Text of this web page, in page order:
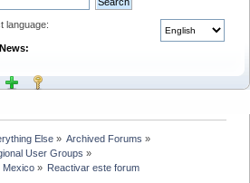
language:
News:
Else» Archived Forums »
User Groups »
Mexico» Reactivar este forum